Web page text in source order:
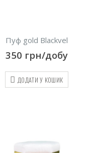
Пуф gold Blackvel
350 грн/добу
ДОДАТИ У КОШИК